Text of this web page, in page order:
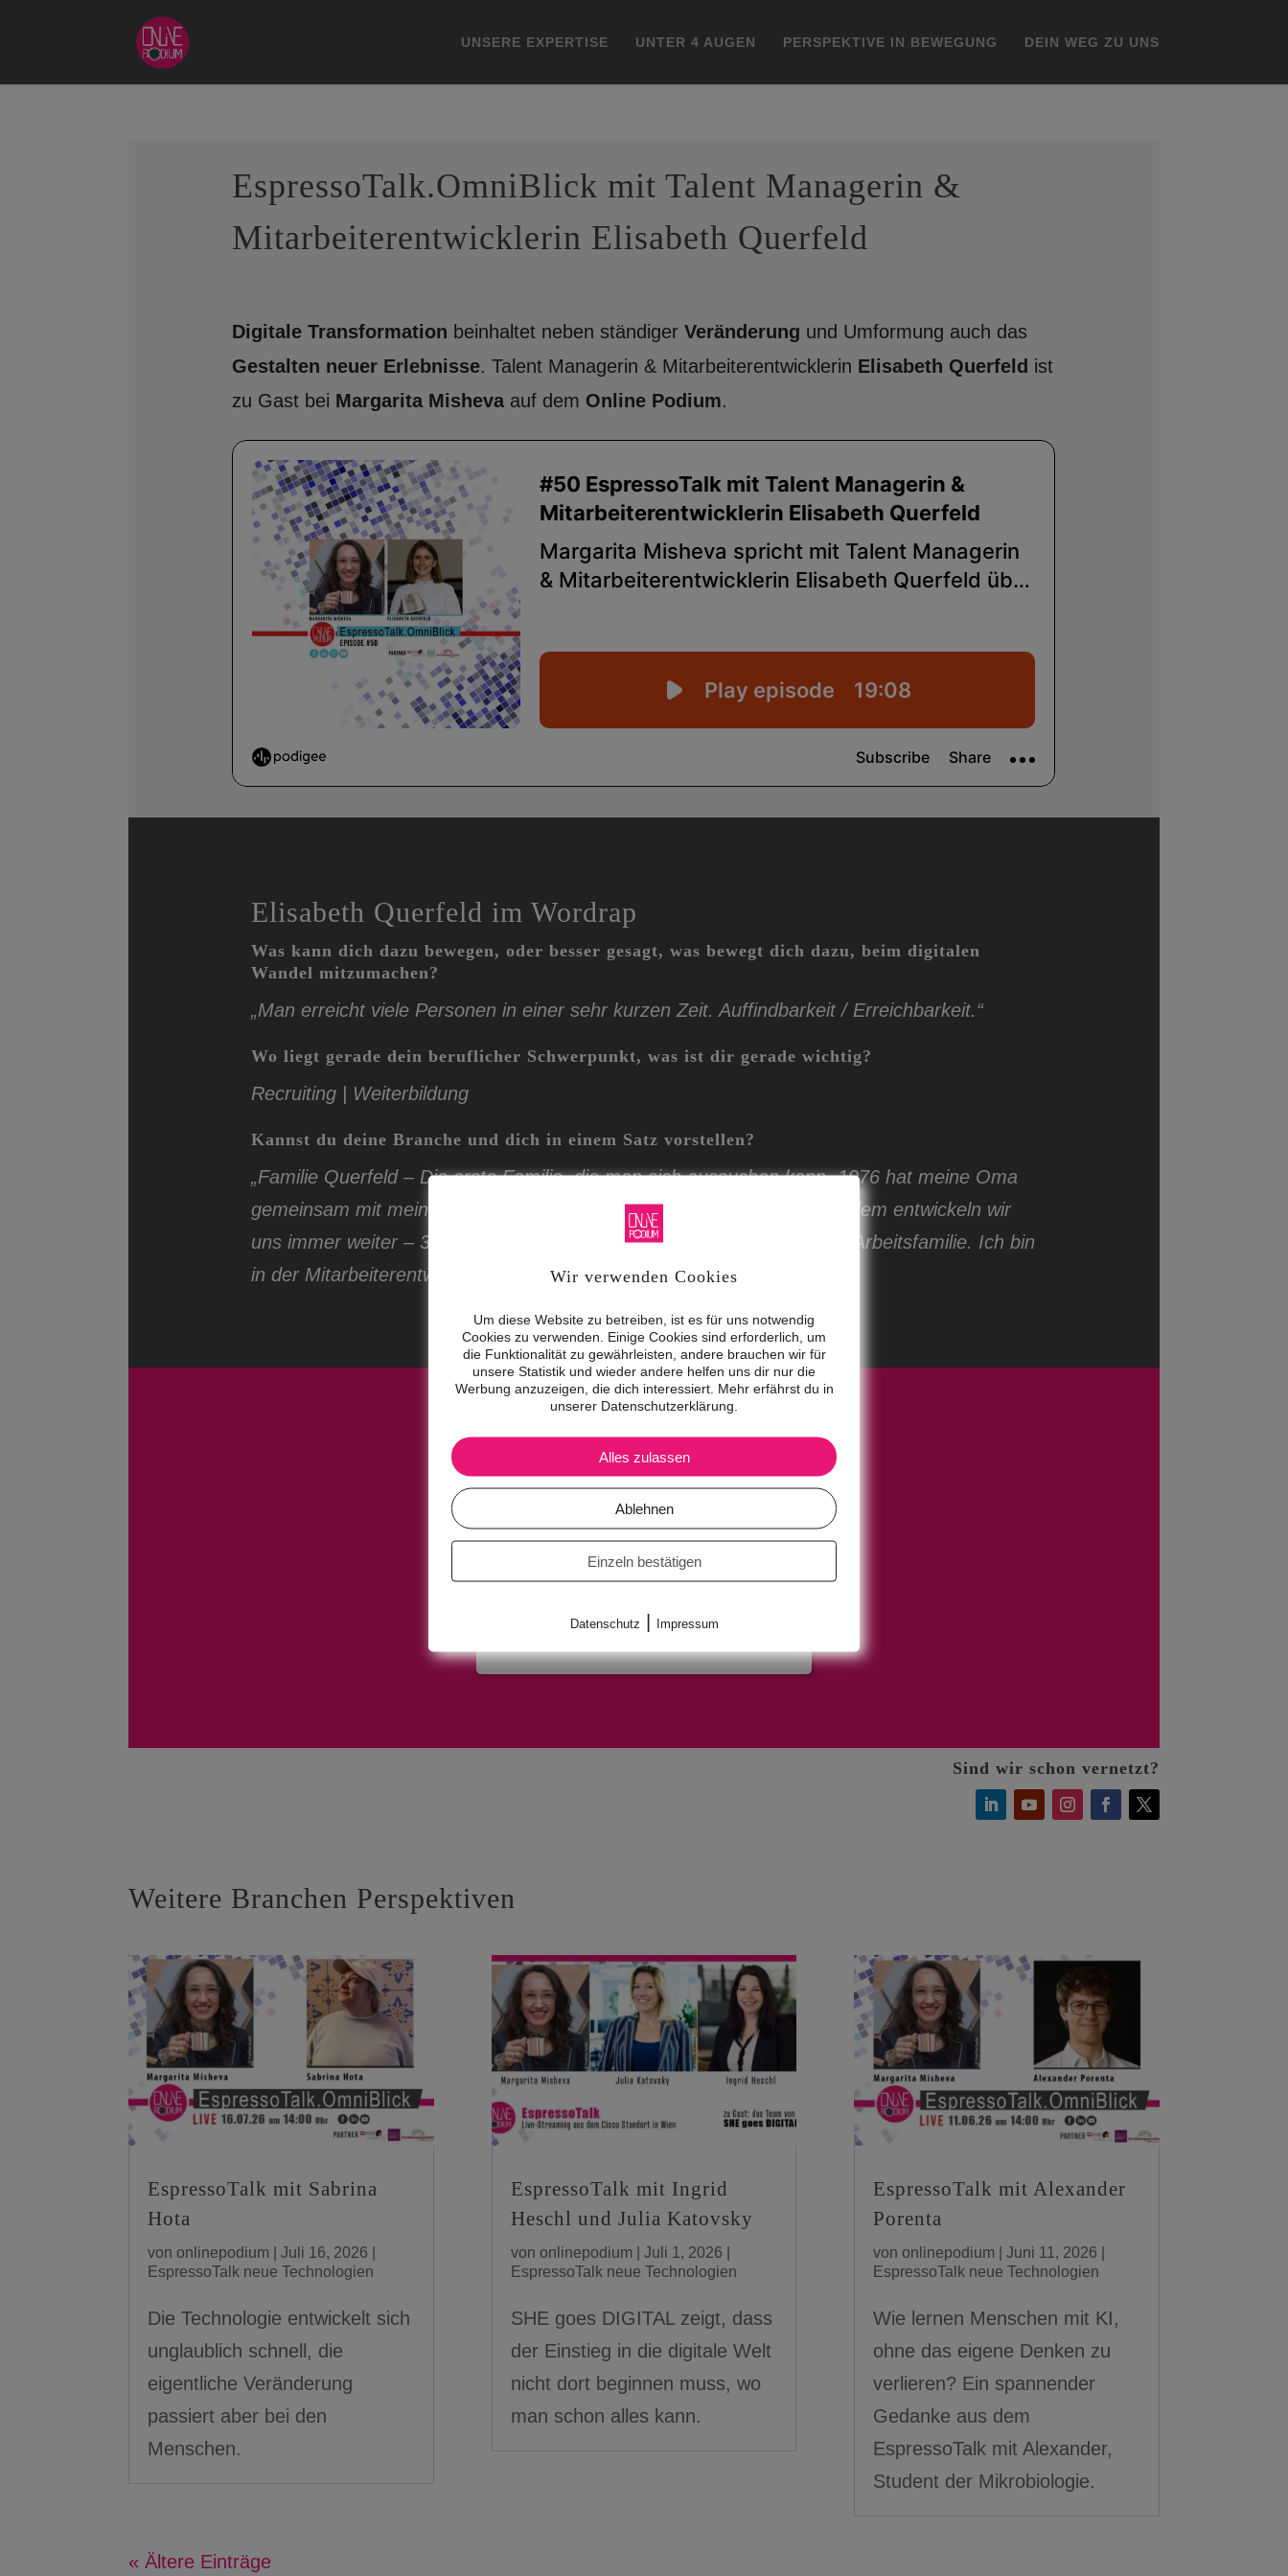
UNSERE EXPERTISE UNTER 4 AUGEN PERSPEKTIVE IN BEWEGUNG DEIN WEG ZU UNS
EspressoTalk.OmniBlick mit Talent Managerin &
Mitarbeiterentwicklerin Elisabeth Querfeld
Digitale Transformation beinhaltet neben ständiger Veränderung und Umformung auch das
Gestalten neuer Erlebnisse. Talent Managerin & Mitarbeiterentwicklerin Elisabeth Querfeld ist
zu Gast bei Margarita Mishevaauf dem Online Podium.
Elisabeth Querfeld im Wordrap
Was kann dich dazu bewegen, oder besser gesagt, was bewegt dich dazu, beim digitalen
Wandel mitzumachen?
„Man erreicht viele Personen in einer sehr kurzen Zeit. Auffindbarkeit / Erreichbarkeit.“
Wo liegt gerade dein beruflicher Schwerpunkt, was ist dir gerade wichtig?
Recruiting | Weiterbildung
Kannst du deine Branche und dich in einem Satz vorstellen?
„Familie Querfeld – Die erste Familie, die man sich aussuchen kann. 1976 hat meine Oma
gemeinsam mit meinem Opa das Café Landtmann übernommen. Seit dem entwickeln wir
uns immer weiter – 350 Mitarbeiter:innen, 10 Café-Restaurants & eine Arbeitsfamilie. Ich bin
in der Mitarbeiterentwicklung im Familienunternehmen tätig.“
YouTube aktivieren?
YouTube Videos können nur angezeigt werden,
wenn Cookies gesetzt werden dürfen.
Wenn YouTube für diese Website aktiviert wurde,
werden Daten an YouTube übermittelt und
ausgewertet. Mehr dazu in der Datenschutzerklärung
Sind wir schon vernetzt?
Weitere Branchen Perspektiven
EspressoTalk mit Sabrina
Hota
vononlinepodium |Juli 16, 2026
EspressoTalk neue Technologien
Die Technologie entwickelt sich
unglaublich schnell, die
eigentliche Veränderung
passiert aber bei den
Menschen.
EspressoTalk mit Ingrid
Heschl und Julia Katovsky
von onlinepodium Juli 1, 2026
EspressoTalk neue Technologien
SHE goes DIGITAL zeigt, dass
der Einstieg in die digitale Welt
nicht dort beginnen muss, wo
man schon alles kann.
EspressoTalk mit Alexander
Porenta
von onlinepodium Juni 11, 2026
EspressoTalk neue Technologien
Wie lernen Menschen mit KI,
ohne das eigene Denken zu
verlieren? Ein spannender
Gedanke aus dem
EspressoTalk mit Alexander,
Student der Mikrobiologie.
« Ältere Einträge
Wir verwenden Cookies
Um diese Website zu betreiben, ist es für uns notwendig
Cookies zu verwenden. Einige Cookies sind erforderlich, um
die Funktionalität zu gewährleisten, andere brauchen wir für
unsere Statistik und wieder andere helfen uns dir nur die
Werbung anzuzeigen, die dich interessiert. Mehr erfährst du in
unserer Datenschutzerklärung.
Alles zulassen
Ablehnen
Einzeln bestätigen
Datenschutz | Impressum